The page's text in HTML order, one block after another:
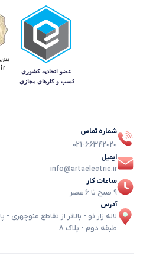
شماره تماس
021-66342020
ایمیل
info@artaelectric.ir
ساعات کار
9 صبح تا 6 عصر
آدرس
لاله زار نو - بالاتر از تقاطع
طبقه دوم - پلاک 8